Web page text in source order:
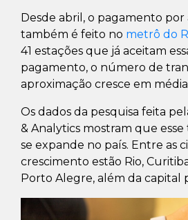
Desde abril, o pagamento
também é feito no metrô do
41 estações que já aceitam
pagamento, o número de
aproximação cresce em
Os dados da pesquisa feita
& Analytics mostram que
se expande no país. Entre as
crescimento estão Rio,
Porto Alegre, além da capital